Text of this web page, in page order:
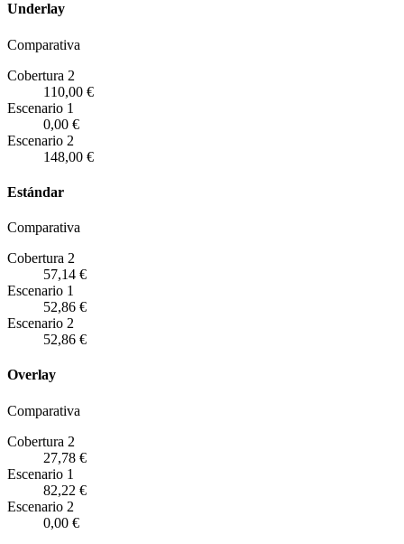
Underlay
Comparativa
Cobertura 2
110,00 €
Escenario 1
0,00 €
Escenario 2
148,00 €
Estándar
Comparativa
Cobertura 2
57,14 €
Escenario 1
52,86 €
Escenario 2
52,86 €
Overlay
Comparativa
Cobertura 2
27,78 €
Escenario 1
82,22 €
Escenario 2
0,00 €